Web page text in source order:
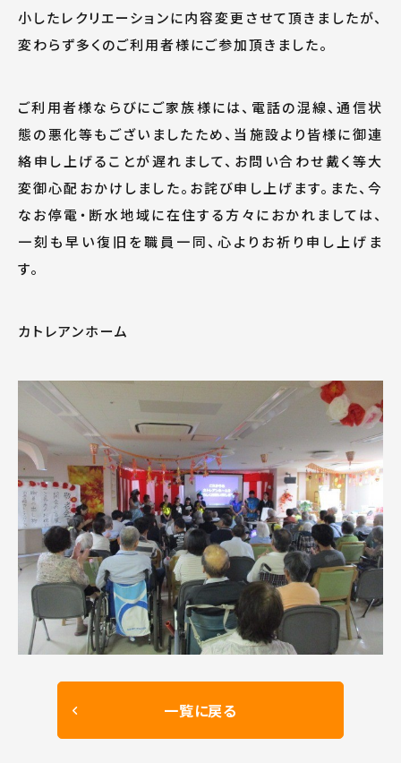
小したレクリエーションに内容変更させて頂きましたが、
変わらず多くのご利用者様にご参加頂きました。
ご利用者様ならびにご家族様には、電話の混線、通信状
態の悪化等もございましたため、当施設より皆様に御連
絡申し上げることが遅れまして、お問い合わせ戴く等大
変御心配おかけしました。お詫び申し上げます。また、今
なお停電・断水地域に在住する方々におかれましては、
一刻も早い復旧を職員一同、心よりお祈り申し上げま
す。
カトレアンホーム
一覧に戻る